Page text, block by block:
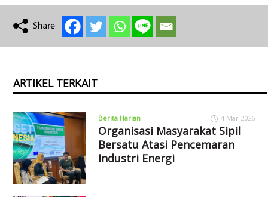
ARTIKEL TERKAIT
Berita Harian 4 Mar 2026
Organisasi Masyarakat Sipil
Bersatu Atasi Pencemaran
Industri Energi